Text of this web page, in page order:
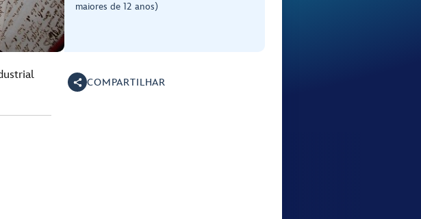
maiores de 12 anos)
COMPARTILHAR